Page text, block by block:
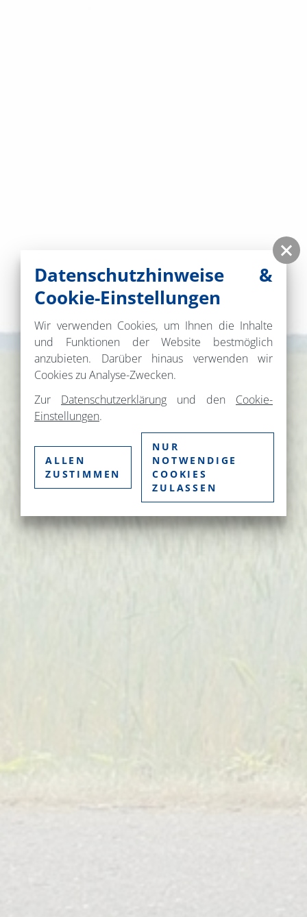
Datenschutzhinweise &
Cookie-Einstellungen
Wir verwenden Cookies, um Ihnen die Inhalte
und Funktionen der Website bestmöglich
anzubieten. Darüber hinaus verwenden wir
Cookies zu Analyse-Zwecken.
Zur Datenschutzerklärung und den Cookie-
Einstellungen.
ALLEN
ZUSTIMMEN
NUR
NOTWENDIGE
COOKIES
ZULASSEN